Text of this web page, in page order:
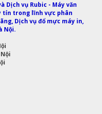
Dịch vụ Rubic - Máy văn
tín trong lĩnh vực phân
Dịch vụ đổ mực máy in,
Nội.